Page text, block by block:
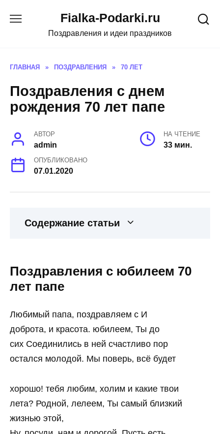
Fialka-Podarki.ru
Поздравления и идеи праздников
ГЛАВНАЯ » ПОЗДРАВЛЕНИЯ » 70 ЛЕТ
Поздравления с днем
рождения 70 лет папе
АВТОР
admin
НА ЧТЕНИЕ
33 мин.
ОПУБЛИКОВАНО
07.01.2020
Содержание статьи
Поздравления с юбилеем 70
лет папе
Любимый папа, поздравляем с И
доброта, и красота. юбилеем, Ты до
сих Соединились в ней счастливо пор
остался молодой. Мы поверь, всё будет
хорошо! тебя любим, холим и какие твои
лета? Родной, лелеем, Ты самый близкий
жизнью этой,